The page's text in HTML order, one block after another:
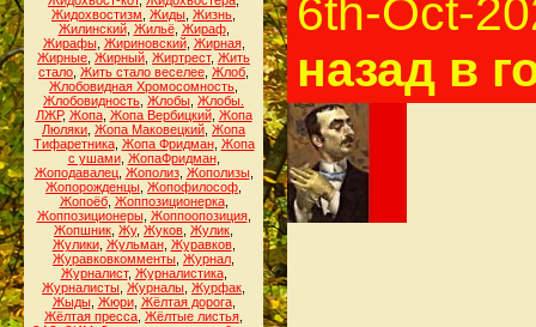
Жидохвостизм Жиды Жизнь
Жилинский, Жильё, Жираф,
Жирафы, Жириновский, Жирная,
Жирные Жирный Жиртрест, Жить
стало Жить стало веселее Жлоб
Жлобовидная Хромосомность
Жлобовидность Жлобы Жлобы.
ЛЖР, Жопа, Жопа Вербицкий, Жопа
Люляки Жопа Маковецкий Жопа
Тифаретника, Жопа Фридман, Жопа
с ушами, ЖопаФридман,
Жоподавалец, Жополиз, Жополизы,
Жопорожденцы Жопофилософ
Жопоёб, Жоппозиционерка,
Жоппозиционеры, Жоппоопозиция,
Жопшник Жу, Жуков Жулик
Жулики, Жульман, Журавков,
Журавковкомменты Журнал
Журналист, Журналистика,
Журналисты Журналы Журфак
Жыды, Жюри, Жёлтая дорога,
Жёлтая пресса Жёлтые листья
6th-Oct-
назад в